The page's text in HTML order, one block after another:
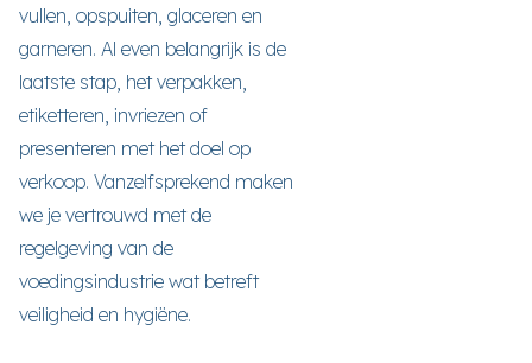
vullen, opspuiten, glaceren en
garneren. Al even belangrijk is de
laatste stap, het verpakken,
etiketteren, invriezen of
presenteren met het doel op
verkoop. Vanzelfsprekend maken
we je vertrouwd met de
regelgeving van de
voedingsindustrie wat betreft
veiligheid en hygiëne.